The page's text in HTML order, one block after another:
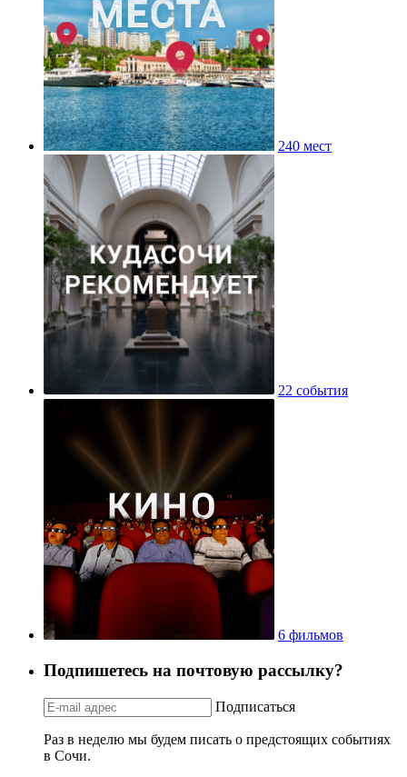
240 мест
22 события
6 фильмов
Подпишетесь на почтовую рассылку?
Подписаться
Раз в неделю мы будем писать о предстоящих событиях
в Сочи.